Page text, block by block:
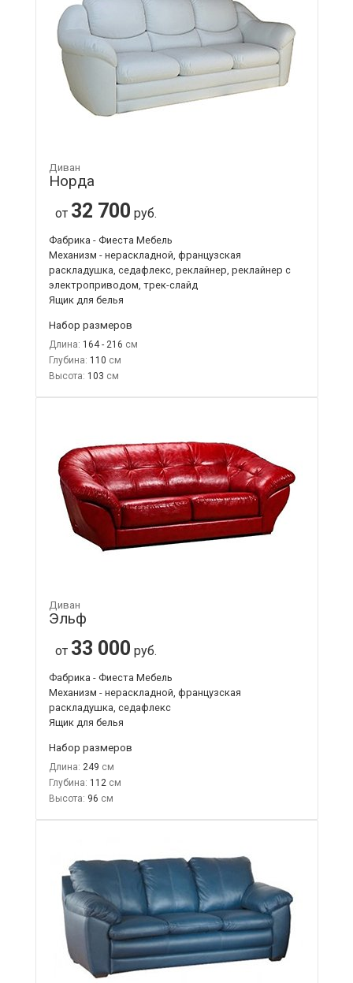
Диван
Норда
от 32 700 руб.
Фабрика - Фиеста Мебель
Механизм - нераскладной, французская
раскладушка, седафлекс, реклайнер, реклайнер с
электроприводом, трек-слайд
Ящик для белья
Набор размеров
Длина: 164 - 216
Глубина: 110
Высота: 103
Диван
Эльф
от 33 000 руб.
Фабрика - Фиеста Мебель
Механизм - нераскладной, французская
раскладушка, седафлекс
Ящик для белья
Набор размеров
Длина: 249
Глубина: 112
Высота: 96